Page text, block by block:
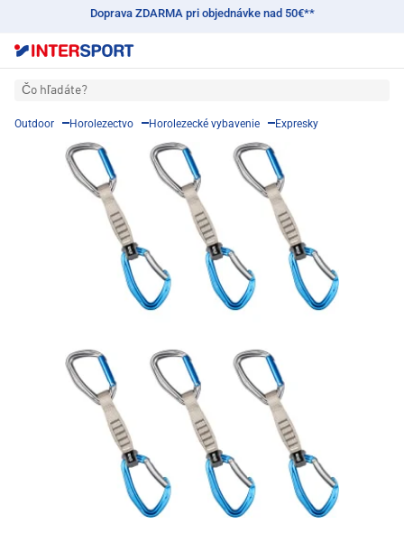
Doprava ZDARMA pri objednávke nad 50€**
Čo hľadáte?
Outdoor Horolezectvo Horolezecké vybavenie Expresky